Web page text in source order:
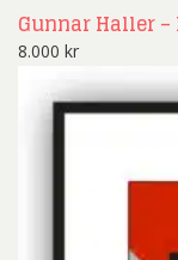
Gunnar Haller
8.000 kr